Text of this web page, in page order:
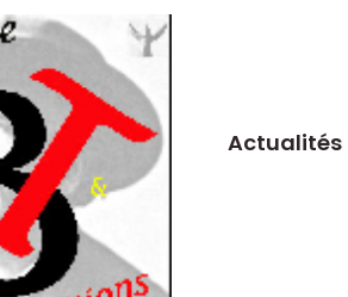
Actualités